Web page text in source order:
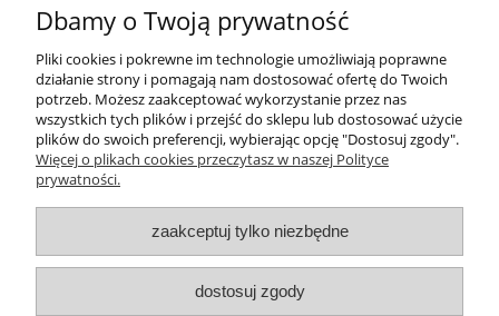
Moje konto
Gwarancja i zwroty
O firmie
Dbamy o Twoją prywatność
Pliki cookies i pokrewne im technologie umożliwiają poprawne
działanie strony i pomagają nam dostosować ofertę do Twoich
potrzeb. Możesz zaakceptować wykorzystanie przez nas
wszystkich tych plików i przejść do sklepu lub dostosować użycie
plików do swoich preferencji, wybierając opcję "Dostosuj zgody".
Więcej o plikach cookies przeczytasz w naszej Polityce
prywatności.
zaakceptuj tylko niezbędne
dostosuj zgody